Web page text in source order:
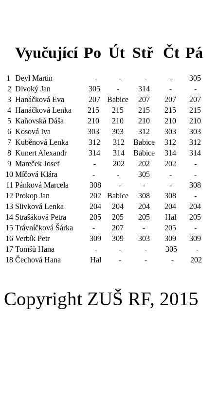
Vyučující Po Út Stř Čt Pá
1 Deyl Martin - - - -
305
2 Divoký Jan 305 - 314 -
-
3 Hanáčková Eva 207 Babice 207 207
207
4 Hanáčková Lenka 215 215 215 215
215
5 Kaňovská Dáša 210 210 210 210
210
6 Kosová Iva 303 303 312 303
303
7 Kuběnová Lenka 312 312 Babice 312
312
8 Kunert Alexandr 314 314 Babice 314
314
9 Mareček Josef - 202 202 202
-
10 Míčová Klára - - 305 -
-
11 Pánková Marcela 308 - - -
308
12 Prokop Jan 202 Babice 308 308
-
13 Slivková Lenka 204 204 204 204
204
14 Strašáková Petra 205 205 205 Hal
205
15 Trávníčková Šárka - 207 - 205
-
16 Verbík Petr 309 309 303 309
309
17 Tomšů Hana - - - 305
-
18 Čechová Hana Hal - - - 202
Copyright ZUŠ RF, 2015